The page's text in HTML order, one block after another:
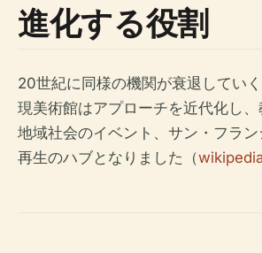
進化する役割
20世紀に同様の機関が衰退してい
現美術館はアプローチを近代化し、
地域社会のイベント、サン・フラ
再生のハブとなりました（